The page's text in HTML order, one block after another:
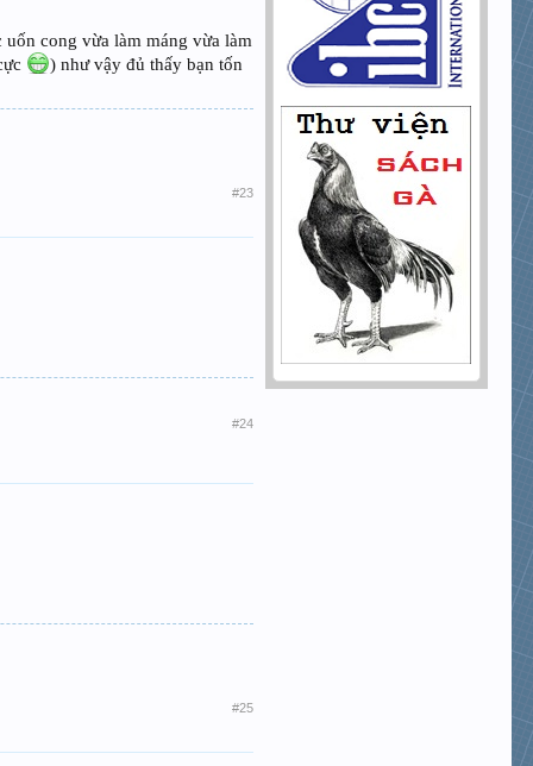
cong vừa làm máng vừa làm
) như vậy đủ thấy bạn tốn
#23
#24
#25